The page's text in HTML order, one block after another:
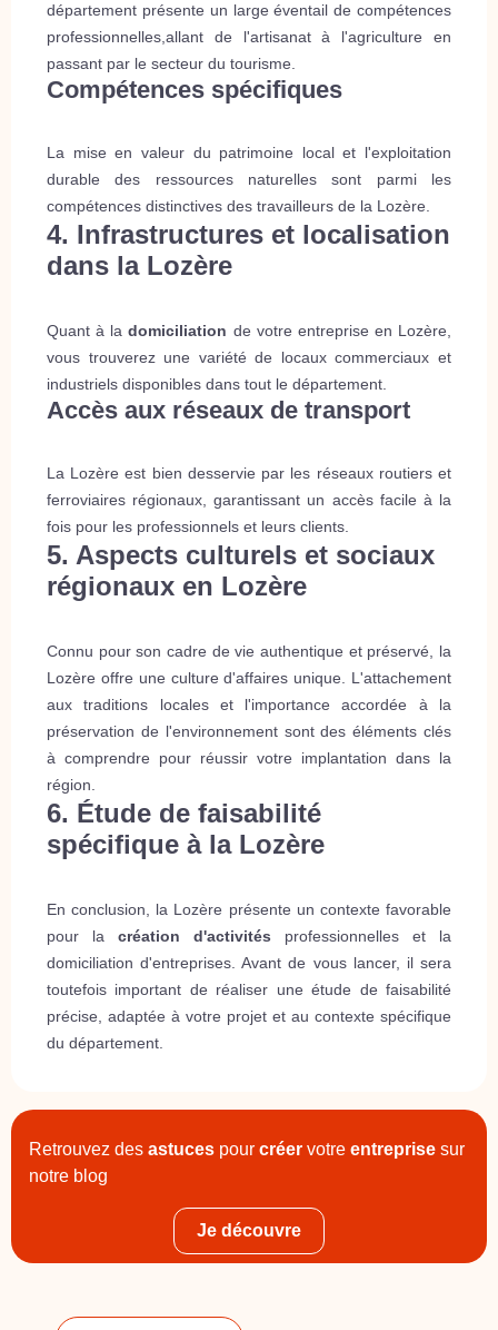
département présente un large éventail de compétences
professionnelles,allant de l'artisanat à l'agriculture en
passant par le secteur du tourisme.
Compétences spécifiques
La mise en valeur du patrimoine local et l'exploitation
durable des ressources naturelles sont parmi les
compétences distinctives des travailleurs de la Lozère.
4. Infrastructures et localisation
dans la Lozère
Quant à ladomiciliation de votre entreprise en Lozère,
vous trouverez une variété de locaux commerciaux et
industriels disponibles dans tout le département.
Accès aux réseaux de transport
La Lozère est bien desservie par les réseaux routiers et
ferroviaires régionaux, garantissant un accès facile à la
fois pour les professionnels et leurs clients.
5. Aspects culturels et sociaux
régionaux en Lozère
Connu pour son cadre de vie authentique et préservé, la
Lozère offre une culture d'affaires unique. L'attachement
aux traditions locales et l'importance accordée à la
préservation de l'environnement sont des éléments clés
à comprendre pour réussir votre implantation dans la
région.
6. Étude de faisabilité
spécifique à la Lozère
En conclusion, la Lozère présente un contexte favorable
pour la création d'activités professionnelles et la
domiciliation d'entreprises. Avant de vous lancer, il sera
toutefois important de réaliser une étude de faisabilité
précise, adaptée à votre projet et au contexte spécifique
du département.
Retrouvez des astuces pour créer votre entreprise sur
notre blog
Je découvre